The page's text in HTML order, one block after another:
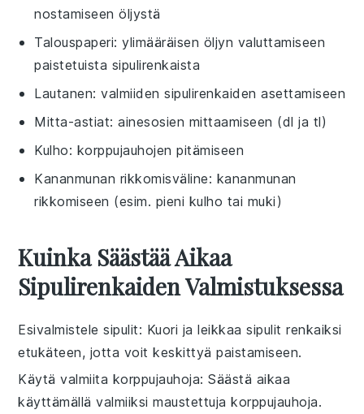
nostamiseen öljystä
Talouspaperi: ylimääräisen öljyn valuttamiseen
paistetuista sipulirenkaista
Lautanen: valmiiden sipulirenkaiden asettamiseen
Mitta-astiat: ainesosien mittaamiseen (dl ja tl)
Kulho: korppujauhojen pitämiseen
Kananmunan rikkomisväline: kananmunan
rikkomiseen (esim. pieni kulho tai muki)
Kuinka Säästää Aikaa
Sipulirenkaiden Valmistuksessa
Esivalmistele sipulit: Kuori ja leikkaa sipulit renkaiksi
etukäteen, jotta voit keskittyä paistamiseen.
Käytä valmiita korppujauhoja: Säästä aikaa
käyttämällä valmiiksi maustettuja korppujauhoja.